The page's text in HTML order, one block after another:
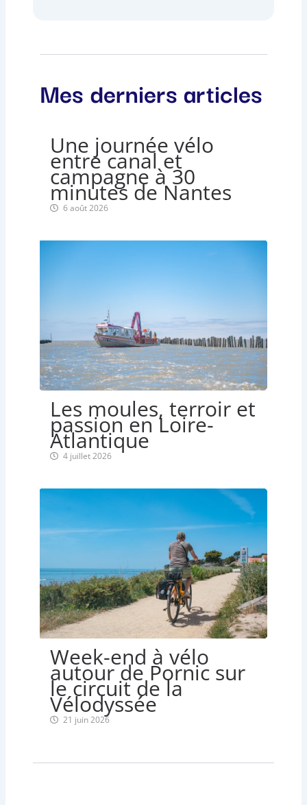
Mes derniers articles
Une journée vélo
entre canal et
campagne à 30
minutes de Nantes
6 août 2026
Les moules, terroir et
passion en Loire-
Atlantique
4 juillet 2026
Week-end à vélo
autour de Pornic sur
le circuit de la
Vélodyssée
21 juin 2026